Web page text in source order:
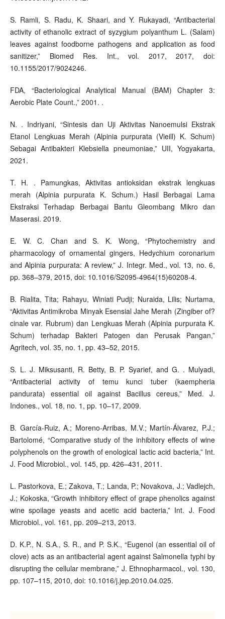
S. Ramli, S. Radu, K. Shaari, and Y. Rukayadi, “Antibacterial
activity of ethanolic extract of syzygium polyanthum L. (Salam)
leaves against foodborne pathogens and application as food
sanitizer,” Biomed Res. Int., vol. 2017, 2017, doi:
10.1155/2017/9024246.
FDA, “Bacteriological Analytical Manual (BAM) Chapter 3:
Aerobic Plate Count.,” 2001. .
N. . Indriyani, “Sintesis dan Uji Aktivitas Nanoemulsi Ekstrak
Etanol Lengkuas Merah (Alpinia purpurata (Vieill) K. Schum)
Sebagai Antibakteri Klebsiella pneumoniae,” UII, Yogyakarta,
2021.
T. H. . Pamungkas, Aktivitas antioksidan ekstrak lengkuas
merah (Alpinia purpurata K. Schum.) Hasil Berbagai Lama
Ekstraksi Terhadap Berbagai Bantu Gleombang Mikro dan
Maserasi. 2019.
E. W. C. Chan and S. K. Wong, “Phytochemistry and
pharmacology of ornamental gingers, Hedychium coronarium
and Alpinia purpurata: A review,” J. Integr. Med., vol. 13, no. 6,
pp. 368–379, 2015, doi: 10.1016/S2095-4964(15)60208-4.
B. Rialita, Tita; Rahayu, Winiati Pudji; Nuraida, Lilis; Nurtama,
“Aktivitas Antimikroba Minyak Esensial Jahe Merah (Zingiber of?
cinale var. Rubrum) dan Lengkuas Merah (Alpinia purpurata K.
Schum) terhadap Bakteri Patogen dan Perusak Pangan,”
Agritech, vol. 35, no. 1, pp. 43–52, 2015.
S. L. J. Miksusanti, R. Betty, B. P. Syarief, and G. . Mulyadi,
“Antibacterial activity of temu kunci tuber (kaempheria
pandurata) essential oil against Bacillus cereus,” Med. J.
Indones., vol. 18, no. 1, pp. 10–17, 2009.
B. García-Ruiz, A.; Moreno-Arribas, M.V.; Martín-Álvarez, P.J.;
Bartolomé, “Comparative study of the inhibitory effects of wine
polyphenols on the growth of enological lactic acid bacteria,” Int.
J. Food Microbiol., vol. 145, pp. 426–431, 2011.
L. Pastorkova, E.; Zakova, T.; Landa, P.; Novakova, J.; Vadlejch,
J.; Kokoska, “Growth inhibitory effect of grape phenolics against
wine spoilage yeasts and acetic acid bacteria,” Int. J. Food
Microbiol., vol. 161, pp. 209–213, 2013.
D. K.P., N. S.A., S. R., and P. S.K., “Eugenol (an essential oil of
clove) acts as an antibacterial agent against Salmonella typhi by
disrupting the cellular membrane,” J. Ethnopharmacol., vol. 130,
pp. 107–115, 2010, doi: 10.1016/j.jep.2010.04.025.